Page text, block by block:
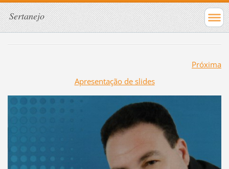
Sertanejo
Próxima
Apresentação de slides